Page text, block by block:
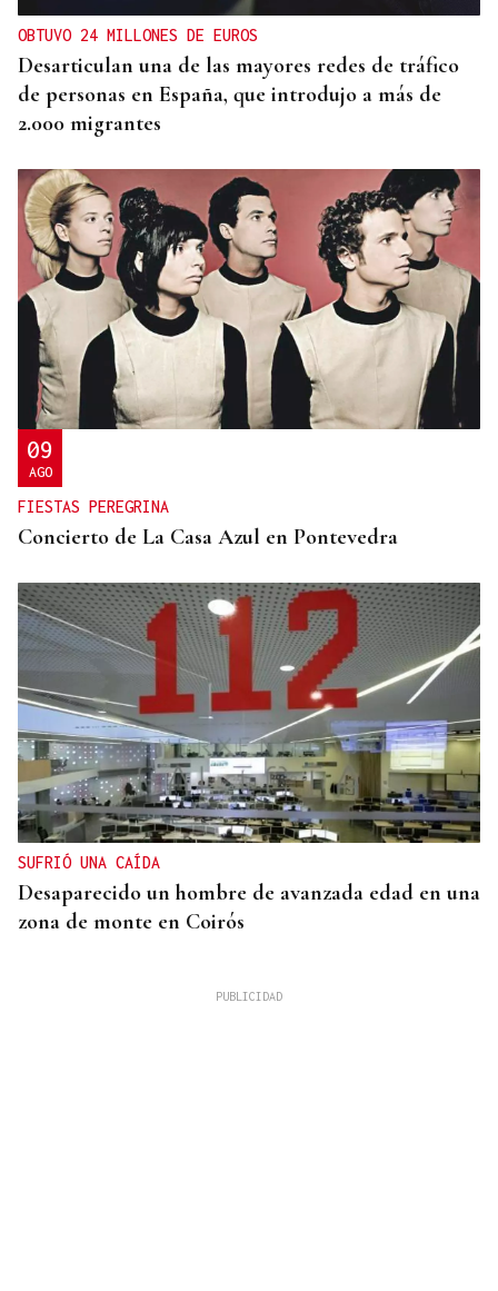
OBTUVO 24 MILLONES DE EUROS
Desarticulan una de las mayores redes de tráfico
de personas en España, que introdujo a más de
2.000 migrantes
09
AGO
FIESTAS PEREGRINA
Concierto de La Casa Azul en Pontevedra
SUFRIÓ UNA CAÍDA
Desaparecido un hombre de avanzada edad en una
zona de monte en Coirós